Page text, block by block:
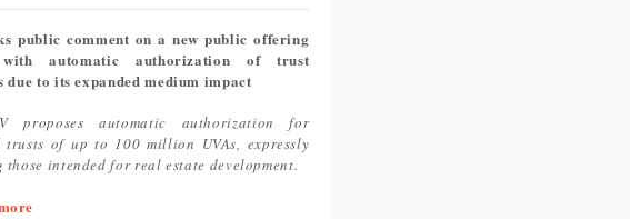
public comment on a new public offering
automatic authorization of trust
due to its expanded medium impact
proposes automatic authorization for
of up to 100 million UVAs, expressly
intended for real estate development.